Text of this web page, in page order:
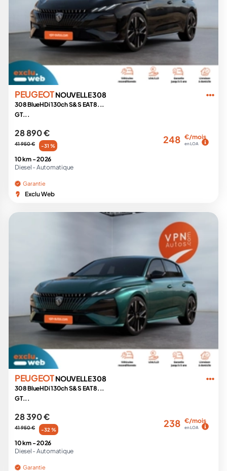
PEUGEOTNOUVELLE 308
308 BlueHDi 130ch S&S EAT8...
GT...
28 890 €
41 950 € -31 %
248 €/mois
en LOA
10 km -2026
Diesel - Automatique
Garantie
Exclu Web
PEUGEOTNOUVELLE 308
308 BlueHDi 130ch S&S EAT8...
GT...
28 390 €
41 950 € -32 %
238 €/mois
en LOA
10 km -2026
Diesel - Automatique
Garantie